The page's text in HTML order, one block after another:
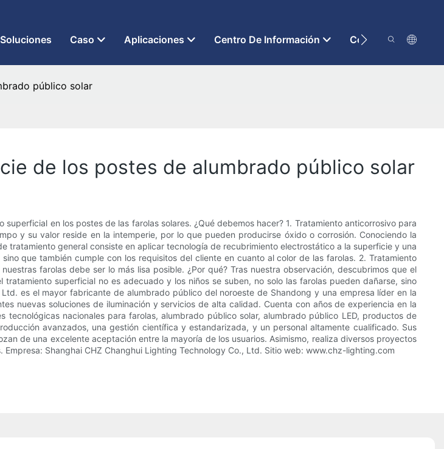
Soluciones Caso Aplicaciones Centro De Información Contáctenos
público solar
de los postes de alumbrado público solar
en los postes de las farolas solares. ¿Qué debemos hacer? 1. Tratamiento anticorrosivo para
y su valor reside en la intemperie, por lo que pueden producirse óxido o corrosión. Conociendo la
general consiste en aplicar tecnología de recubrimiento electrostático a la superficie y una
que también cumple con los requisitos del cliente en cuanto al color de las farolas. 2. Tratamiento
farolas debe ser lo más lisa posible. ¿Por qué? Tras nuestra observación, descubrimos que el
superficial no es adecuado y los niños se suben, no solo las farolas pueden dañarse, sino
es el mayor fabricante de alumbrado público del noroeste de Shandong y una empresa líder en la
nuevas soluciones de iluminación y servicios de alta calidad. Cuenta con años de experiencia en la
nacionales para farolas, alumbrado público solar, alumbrado público LED, productos de
avanzados, una gestión científica y estandarizada, y un personal altamente cualificado. Sus
de una excelente aceptación entre la mayoría de los usuarios. Asimismo, realiza diversos proyectos
Shanghai CHZ Changhui Lighting Technology Co., Ltd. Sitio web: www.chz-lighting.com